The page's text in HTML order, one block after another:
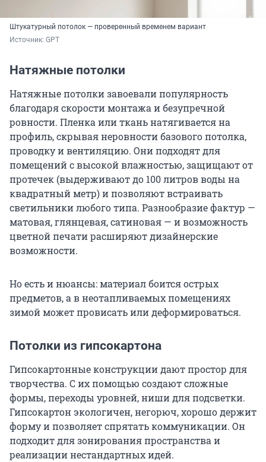
Штукатурный потолок — проверенный временем вариант
Источник: GPT
Натяжные потолки
Натяжные потолки завоевали популярность
благодаря скорости монтажа и безупречной
ровности. Пленка или ткань натягивается на
профиль, скрывая неровности базового потолка,
проводку и вентиляцию. Они подходят для
помещений с высокой влажностью, защищают от
протечек (выдерживают до 100 литров воды на
квадратный метр) и позволяют встраивать
светильники любого типа. Разнообразие фактур —
матовая, глянцевая, сатиновая — и возможность
цветной печати расширяют дизайнерские
возможности.
Но есть и нюансы: материал боится острых
предметов, а в неотапливаемых помещениях
зимой может провисать или деформироваться.
Потолки из гипсокартона
Гипсокартонные конструкции дают простор для
творчества. С их помощью создают сложные
формы, переходы уровней, ниши для подсветки.
Гипсокартон экологичен, негорюч, хорошо держит
форму и позволяет спрятать коммуникации. Он
подходит для зонирования пространства и
реализации нестандартных идей.